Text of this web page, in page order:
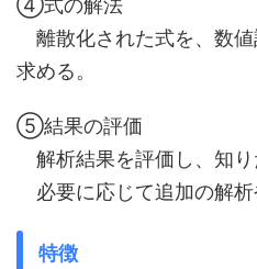
④式の解法
離散化された式を、数
求める。
⑤結果の評価
解析結果を評価し、知り
必要に応じて追加の解析
特徴